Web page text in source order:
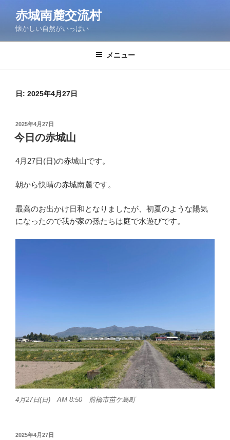
ン
赤城南麓交流村
懐かしい自然がいっぱい
メニュー
日: 2025年4月27日
投
稿
日:
2025年4月27日
今日の赤城山
4月27日(日)の赤城山です。
朝から快晴の赤城南麓です。
最高のお出かけ日和となりましたが、初夏のような陽気
になったので我が家の孫たちは庭で水遊びです。
4月27日(日) AM 8:50 前橋市苗ケ島町
投
2025年4月27日